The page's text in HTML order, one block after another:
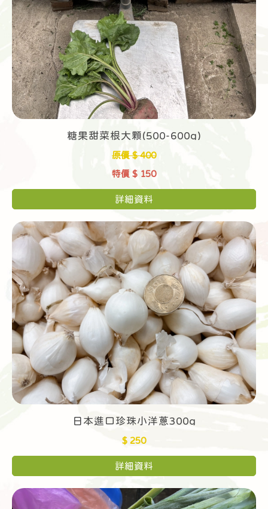
糖果甜菜根大顆(500-600g)
原價 $ 400
特價 $ 150
詳細資料
日本進口珍珠小洋蔥300g
$ 250
詳細資料